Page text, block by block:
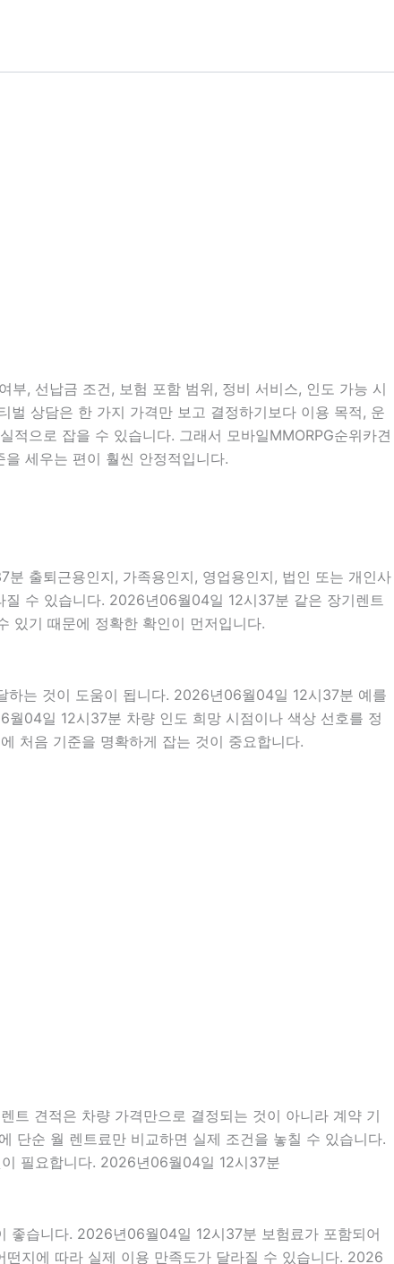
, 선납금 조건, 보험 포함 범위, 정비 서비스, 인도 가능 시
상담은 한 가지 가격만 보고 결정하기보다 이용 목적, 운
으로 잡을 수 있습니다. 그래서 모바일MMORPG순위카견
세우는 편이 훨씬 안정적입니다.
출퇴근용인지, 가족용인지, 영업용인지, 법인 또는 개인사
수 있습니다. 2026년06월04일 12시37분 같은 장기렌트
있기 때문에 정확한 확인이 먼저입니다.
하는 것이 도움이 됩니다. 2026년06월04일 12시37분 예를
04일 12시37분 차량 인도 희망 시점이나 색상 선호를 정
처음 기준을 명확하게 잡는 것이 중요합니다.
트 견적은 차량 가격만으로 결정되는 것이 아니라 계약 기
단순 월 렌트료만 비교하면 실제 조건을 놓칠 수 있습니다.
필요합니다. 2026년06월04일 12시37분
좋습니다. 2026년06월04일 12시37분 보험료가 포함되어
지에 따라 실제 이용 만족도가 달라질 수 있습니다. 2026